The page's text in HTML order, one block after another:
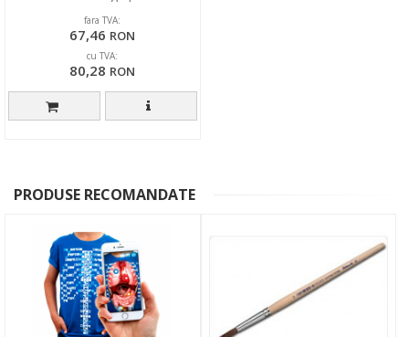
fara TVA:
67,46 RON
cu TVA:
80,28 RON
PRODUSE RECOMANDATE